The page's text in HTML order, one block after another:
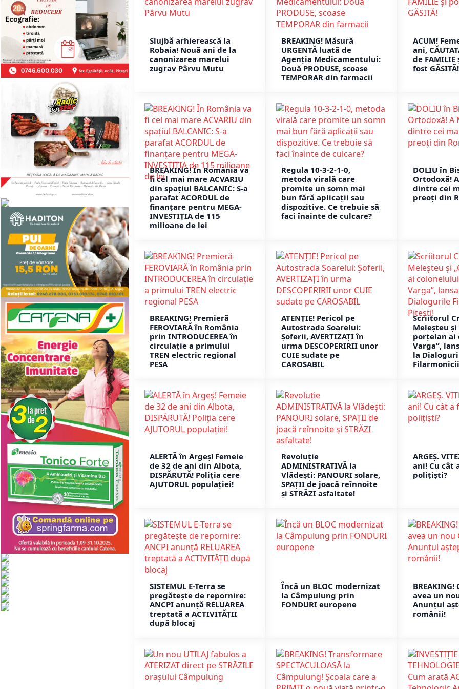
Slujbă arhierească la
Robaia! Nouă ani de la
canonizarea marelui
zugrav Pârvu Mutu
BREAKING! Măsură
URGENTĂ luată de
Agenția Medicamentului:
Două PRODUSE, scoase
TEMPORAR din farmacii
ACUM!
ani,
de
fost GĂSITĂ!
BREAKING! În România va
fi cel mai mare ACVARIU
din spațiul BALCANIC: S-a
parafat ACORDUL de
finanțare pentru MEGA-
INVESTIȚIA de 115
milioane de lei
Regula 10-3-2-1-0,
metoda virală care
promite un somn mai
bun fără aplicații sau
dispozitive. Ce trebuie să
faci înainte de culcare?
DOLIU în
Ortodoxă!
dintre cei
preoți din
BREAKING! Premieră
FEROVIARĂ în România
prin INTRODUCEREA în
circulație a primului
TREN electric regional
PESA
ATENȚIE! Pericol pe
Autostrada Soarelui:
Șoferii, AVERTIZAȚI în
urma DESCOPERIRII unor
CUIE sudate pe
CAROSABIL
Scriitorul
Meleșteu și
porțelan ai
Varga”,
la
ALERTĂ în Argeș! Femeie
de 32 de ani din Albota,
DISPĂRUTĂ! Poliția cere
AJUTORUL populației!
Revoluție
ADMINISTRATIVĂ la
Vlădești: PANOURI solare,
SPAȚII de joacă reînnoite
și STRĂZI asfaltate!
ARGEȘ.
ani! Cu cât
polițiști?
SISTEMUL E-Terra se
pregătește de repornire:
ANCPI anunță RELUAREA
treptată a ACTIVITĂȚII
după blocaj
Încă un BLOC modernizat
la Câmpulung prin
FONDURI europene
avea un
Anunțul
românii!